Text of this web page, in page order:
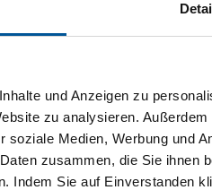
und Anzeigen zu
zu analysieren.
soziale Medien, Werbung und
zusammen, die Sie ihnen
Indem Sie auf Einverstanden
Arbeitnehmer, Beamte,
(StBerG). Auch
der geeignete Dienstleister für Sie.
Tätigkeit und